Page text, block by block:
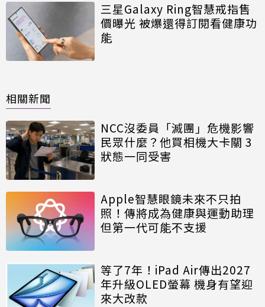
三星Galaxy Ring智慧戒指售
價曝光 被爆還得訂閱看健康功
能
相關新聞
NCC沒委員「滅團」危機影響
民眾什麼？他買相機大卡關 3
狀態一同受害
Apple智慧眼鏡未來不只拍
照！傳將成為健康與運動助理
但第一代可能不支援
等了7年！iPad Air傳出2027
年升級OLED螢幕 機身有望迎
來大改款